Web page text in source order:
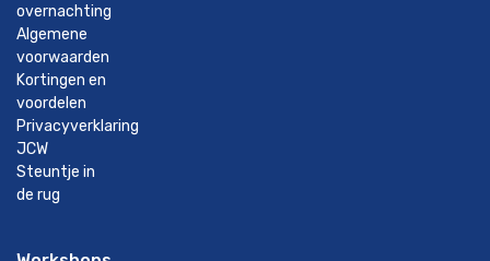
overnachting
Algemene
voorwaarden
Kortingen en
voordelen
Privacyverklaring
JCW
Steuntje in
de rug